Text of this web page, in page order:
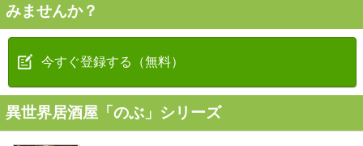
みませんか？
今すぐ登録する（無料）
異世界居酒屋「のぶ」シリーズ